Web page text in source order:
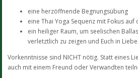
eine herzöffnende Begnungsübung
eine Thai Yoga Sequenz mit Fokus
ein heiliger Raum, um seelischen
verletztlich zu zeigen und Euch in
Vorkenntnisse sind NICHT nötig. Statt eines
auch mit einem Freund oder Verwandten